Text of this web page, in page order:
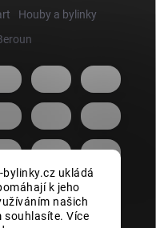
ukládá
k jeho
našich
souhlasíte. Více
Houby a bylinky